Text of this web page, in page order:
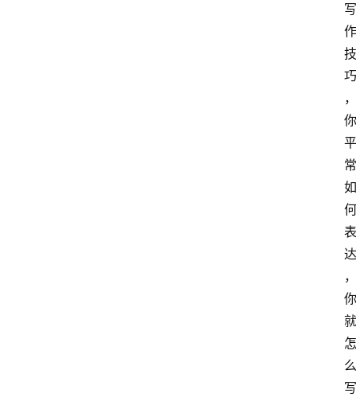
写
作
技
巧
，
你
平
常
如
何
表
达
，
你
就
怎
么
写